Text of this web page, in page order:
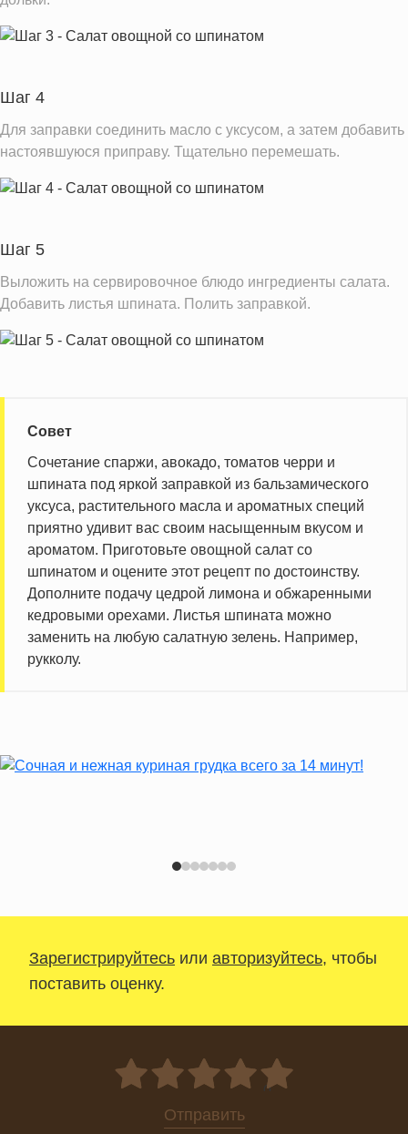
Шаг 4
Для заправки соединить масло с уксусом, а затем добавить
настоявшуюся приправу. Тщательно перемешать.
Шаг 5
Выложить на сервировочное блюдо ингредиенты салата.
Добавить листья шпината. Полить заправкой.
Совет
Сочетание спаржи, авокадо, томатов черри и
шпината под яркой заправкой из бальзамического
уксуса, растительного масла и ароматных специй
приятно удивит вас своим насыщенным вкусом и
ароматом. Приготовьте овощной салат со
шпинатом и оцените этот рецепт по достоинству.
Дополните подачу цедрой лимона и обжаренными
кедровыми орехами. Листья шпината можно
заменить на любую салатную зелень. Например,
рукколу.
Зарегистрируйтесь или авторизуйтесь, чтобы
поставить оценку.
0
Отправить